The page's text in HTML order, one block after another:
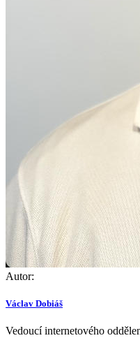
Autor:
Václav Dobiáš
Vedoucí internetového oddělení